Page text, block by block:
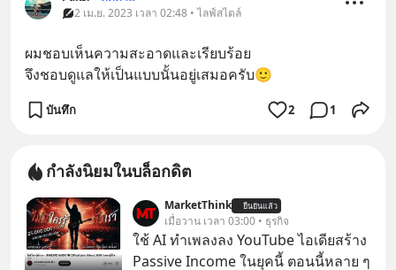
2 เม.ย. 2023 เวลา 02:48 • ไลฟ์สไตล์
ผมชอบเห็นความสะอาดและเรียบร้อย
จึงชอบดูแลให้เป็นแบบนั้นอยู่เสมอครับ🙂
บันทึก 2 1
กำลังนิยมในบล็อกดิต
MarketThink ยืนยันแล้ว
เมื่อวาน เวลา 03:00 • ธุรกิจ
ใช้ AI ทำเพลงลง YouTube ไอเดียสร้าง
Passive Income ในยุคนี้ ตอนนี้หลาย ๆ